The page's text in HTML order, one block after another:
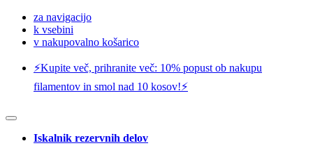
za navigacijo
k vsebini
v nakupovalno košarico
⚡️Kupite več, prihranite več: 10% popust ob nakupu
filamentov in smol nad 10 kosov!⚡️
Iskalnik rezervnih delov